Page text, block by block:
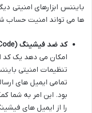
بایننس ابزارهای امنیتی
ها می تواند امنیت حساب
کد ضد فیشینگ (Anti-Phishing Code):
امکان می دهد یک کد
تنظیمات امنیتی
تمامی ایمیل های
بود. این امر به شما
را از ایمیل های